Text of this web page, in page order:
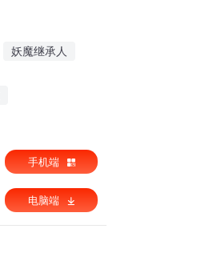
妖魔继承人
手机端
电脑端